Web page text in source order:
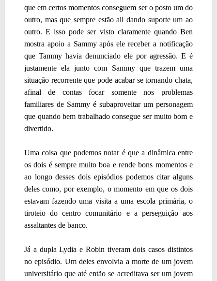
que em certos momentos conseguem ser o posto um do
outro, mas que sempre estão ali dando suporte um ao
outro. E isso pode ser visto claramente quando Ben
mostra apoio a Sammy após ele receber a notificação
que Tammy havia denunciado ele por agressão. E é
justamente ela junto com Sammy que trazem uma
situação recorrente que pode acabar se tornando chata,
afinal de contas focar somente nos problemas
familiares de Sammy é subaproveitar um personagem
que quando bem trabalhado consegue ser muito bom e
divertido.
Uma coisa que podemos notar é que a dinâmica entre
os dois é sempre muito boa e rende bons momentos e
ao longo desses dois episódios podemos citar alguns
deles como, por exemplo, o momento em que os dois
estavam fazendo uma visita a uma escola primária, o
tiroteio do centro comunitário e a perseguição aos
assaltantes de banco.
Já a dupla Lydia e Robin tiveram dois casos distintos
no episódio. Um deles envolvia a morte de um jovem
universitário que até então se acreditava ser um jovem